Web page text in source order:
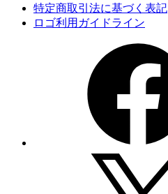
特定商取引法に基づく表記
ロゴ利用ガイドライン